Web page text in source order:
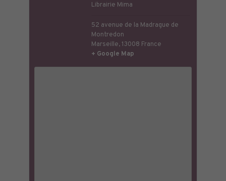
Librairie Mima
52 avenue de la Madrague de
Montredon
Marseille,13008 France
+ Google Map